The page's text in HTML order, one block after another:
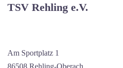
TSV Rehling e.V.
Am Sportplatz 1
86508 Rehling-Oberach